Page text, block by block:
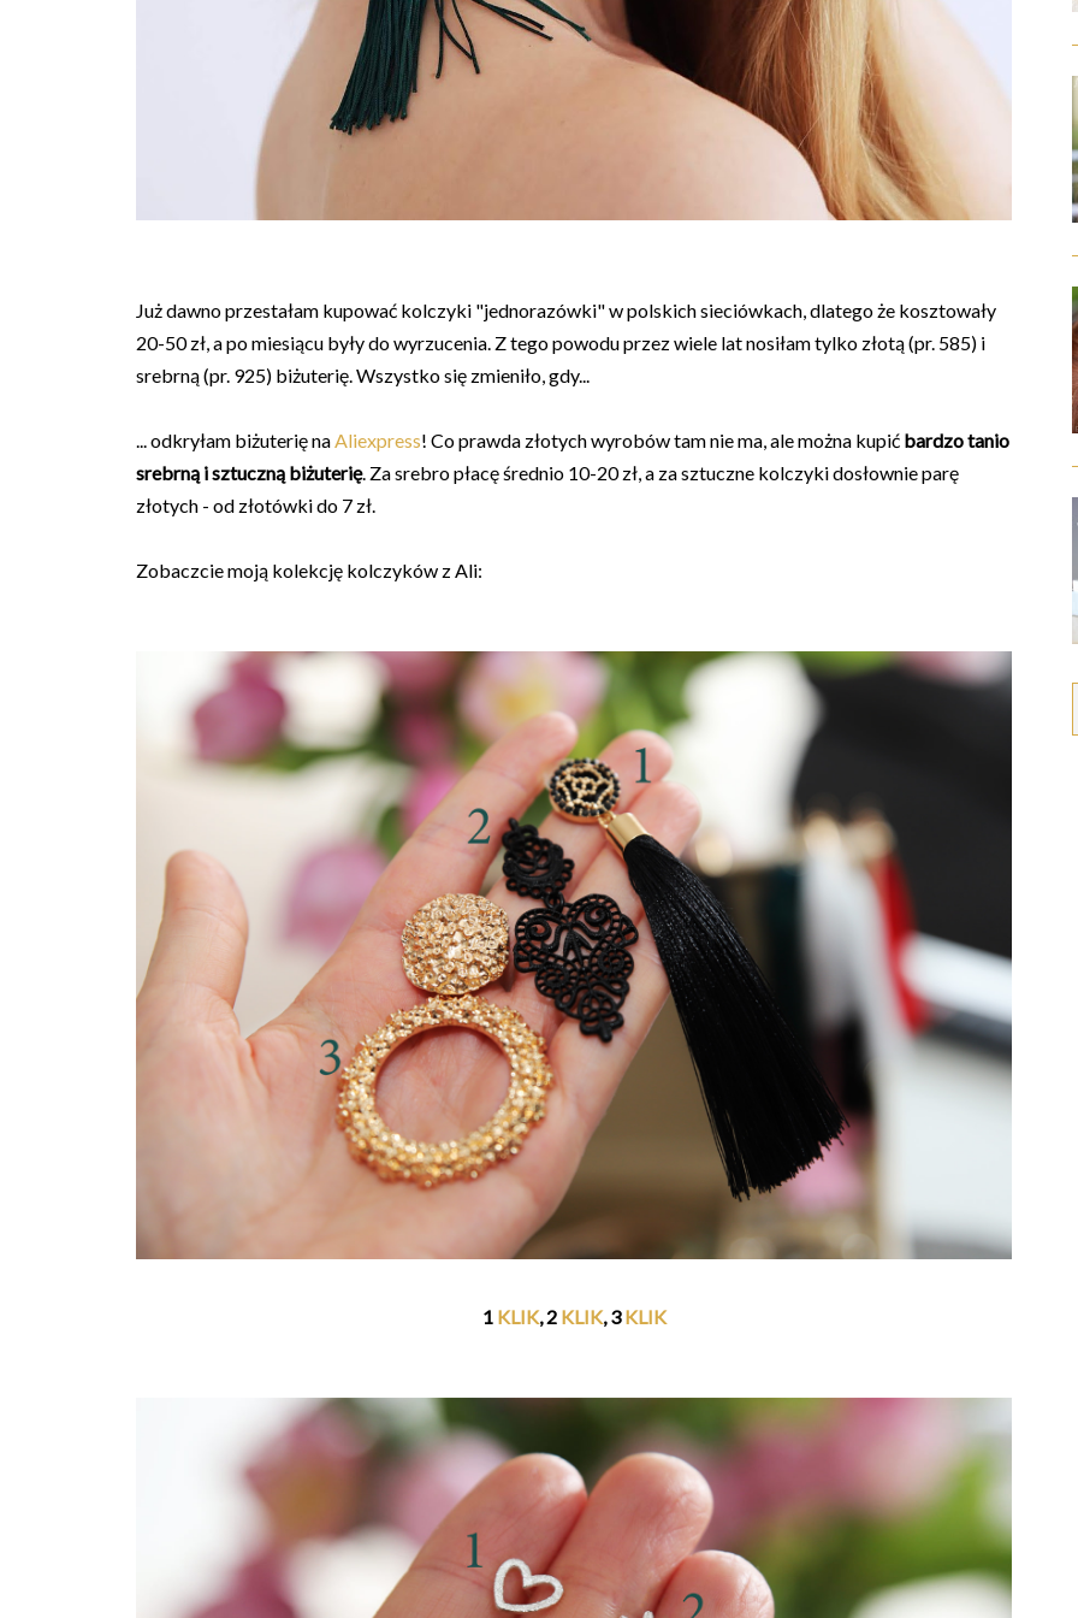
Już dawno przestałam kupować kolczyki "jednorazówki" w polskich sieciówkach, dlatego że kosztowały
20-50 zł, a po miesiącu były do wyrzucenia. Z tego powodu przez wiele lat nosiłam tylko złotą (pr. 585) i
srebrną (pr. 925) biżuterię. Wszystko się zmieniło, gdy...
... odkryłam biżuterię naAliexpress! Co prawda złotych wyrobów tam nie ma, ale można kupić bardzo tanio
srebrną i sztuczną biżuterię. Za srebro płacę średnio 10-20 zł, a za sztuczne kolczyki dosłownie parę
złotych - od złotówki do 7 zł.
Zobaczcie moją kolekcję kolczyków z Ali:
1 KLIK, 2 KLIK, 3KLIK